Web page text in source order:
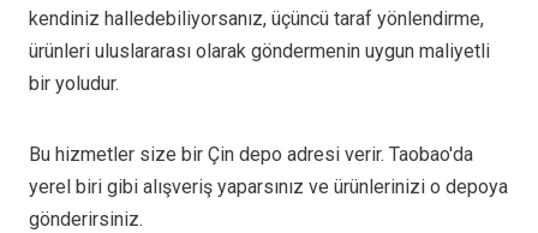
kendiniz halledebiliyorsanız, üçüncü taraf yönlendirme,
ürünleri uluslararası olarak göndermenin uygun maliyetli
bir yoludur.
Bu hizmetler size bir Çin depo adresi verir. Taobao'da
yerel biri gibi alışveriş yaparsınız ve ürünlerinizi o depoya
gönderirsiniz.